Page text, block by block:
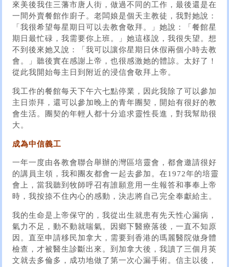
來美後我住三藩市唐人街，做過不同的工作，最後還是在
一間外賣餐館作廚子。老闆娘是個天主教徒，我對她說：
「我很希望每星期日可以去教會敬拜。」她說：「餐館星
期日最忙碌，我需要你上班。」她這樣說，我很失望。想
不到後來她又說：「我可以讓你星期日休假兩個小時去教
會。」聽後實在感謝上帝，也很感激她的體諒。太好了！
從此我開始每主日到附近的浸信會敬拜上帝。
我工作的餐館每天下午六七點停業，因此我除了可以參加
主日崇拜，還可以參加晚上的青年團契，開始有很好的教
會生活。團契的年輕人都十分追求靈性長進，對我幫助很
大。
成為中信義工
一年一度由各教會聯合舉辦的灣區培靈會，都會邀請很好
的講員主領，我和團友都會一起去參加。在1972年的培靈
會上，當我聽到牧師呼召有誰願意用一生報答和事奉上帝
時，我按捺不住內心的感動，決志將自己完全奉獻給主。
我的生命是上帝保守的，我從出生就患有先天性心漏病，
氣力不足，動不動就喘氣。因鄉下醫療落後，一直不知原
因。直至申請移民加拿大，需要到香港的瑪麗醫院做身體
檢查，才被醫生診斷出來。到加拿大後，我讀了三個月英
文就去多倫多，成功地做了第一次心漏手術。信主以後，